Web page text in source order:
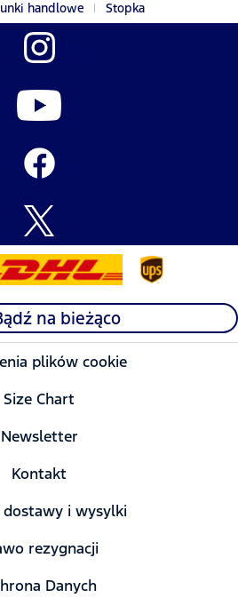
handlowe
Stopka
na bieżąco
plików cookie
Size Chart
Newsletter
Kontakt
dostawy i wysylki
rezygnacji
Danych